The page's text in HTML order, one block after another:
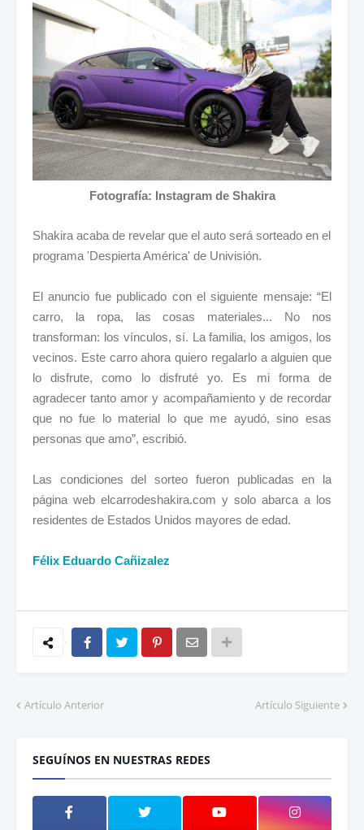
Fotografía: Instagram de Shakira
Shakira acaba de revelar que el auto será sorteado en el
programa 'Despierta América' de Univisión.
El anuncio fue publicado con el siguiente mensaje: “El
carro, la ropa, las cosas materiales... No nos
transforman: los vínculos, sí. La familia, los amigos, los
vecinos. Este carro ahora quiero regalarlo a alguien que
lo disfrute, como lo disfruté yo. Es mi forma de
agradecer tanto amor y acompañamiento y de recordar
que no fue lo material lo que me ayudó, sino esas
personas que amo”, escribió.
Las condiciones del sorteo fueron publicadas en la
página web elcarrodeshakira.com y solo abarca a los
residentes de Estados Unidos mayores de edad.
Félix Eduardo Cañizalez
Artículo Anterior Artículo Siguiente
SEGUÍNOS EN NUESTRAS REDES